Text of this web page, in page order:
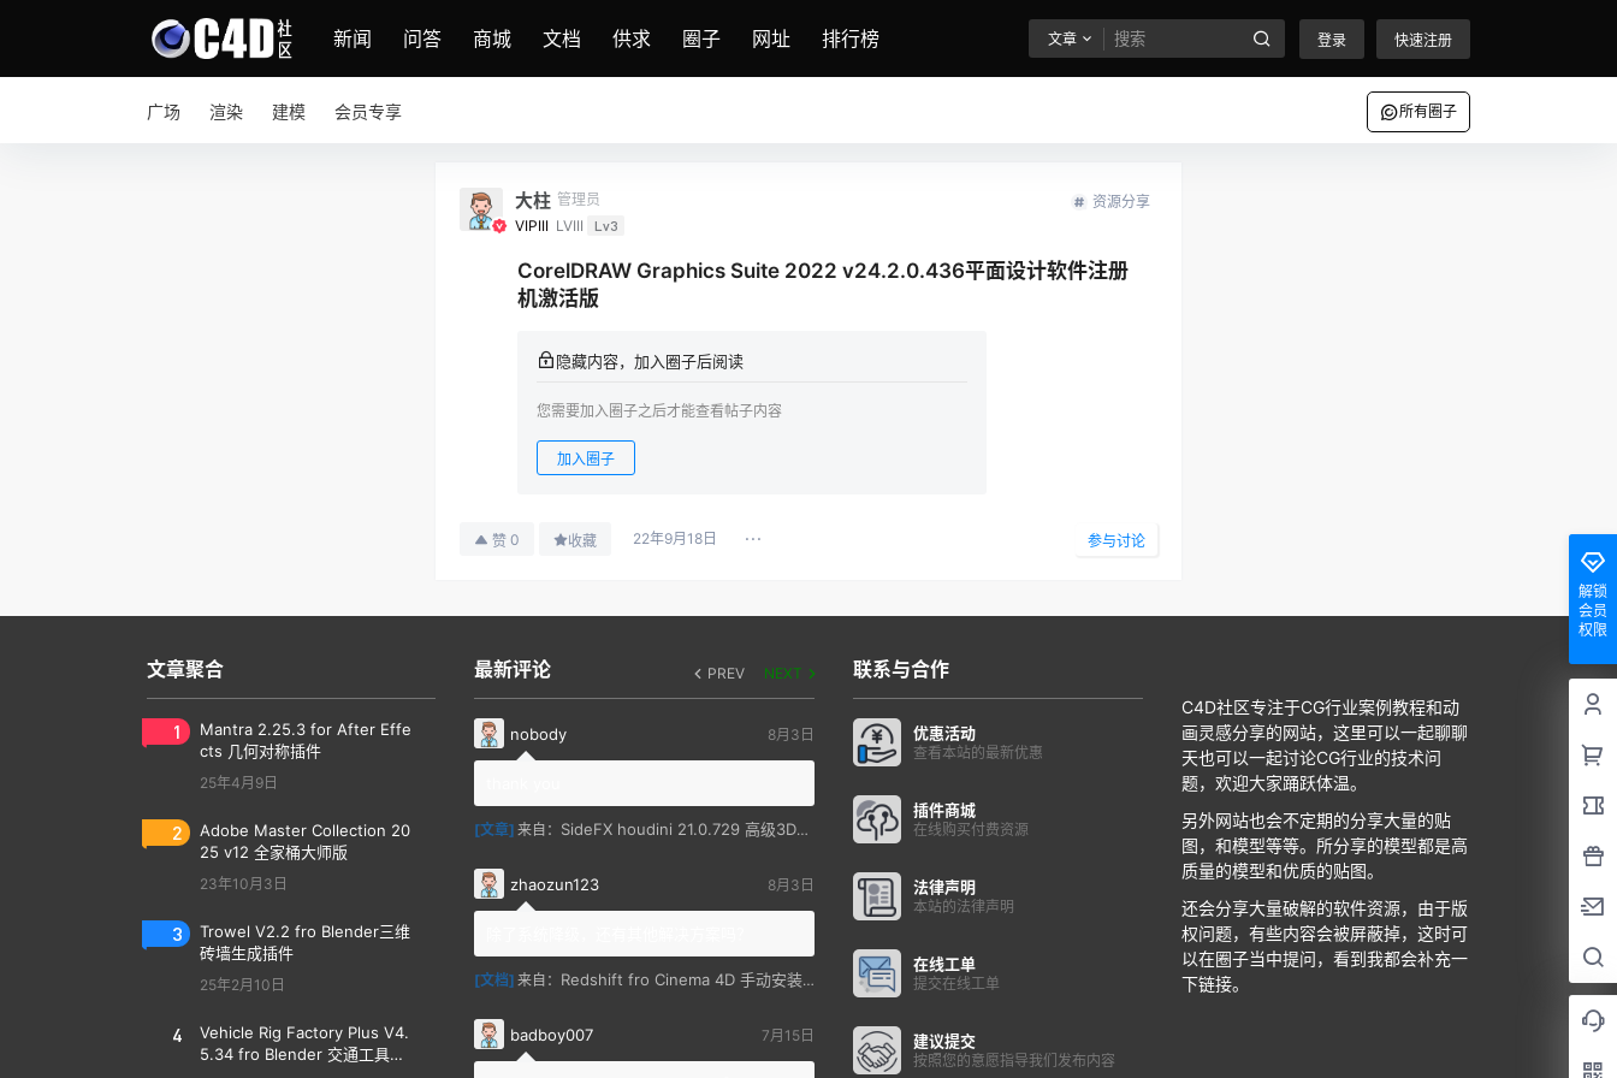
新闻 问答 商城 文档 供求 圈子 网址 排行榜 文章 登录 快速注册
广场 渲染 建模 会员专享 所有圈子
大柱 管理员
VIPIII LVIII Lv3
资源分享
CorelDRAW Graphics Suite 2022 v24.2.0.436平面设计软件注册
机激活版
隐藏内容，加入圈子后阅读
您需要加入圈子之后才能查看帖子内容
加入圈子
赞 0 收藏 22年9月18日 参与讨论
解锁
会员
权限
文章聚合
1
Mantra 2.25.3 for After Effe
cts 几何对称插件
25年4月9日
2
Adobe Master Collection 20
25 v12 全家桶大师版
23年10月3日
3
Trowel V2.2 fro Blender三维
砖墙生成插件
25年2月10日
4
Vehicle Rig Factory Plus V4.
5.34 fro Blender 交通工具汽
最新评论 PREV NEXT
nobody 8月3日
[文章] 来自： SideFX houdini 21.0.729 高级3D特效软件
zhaozun123 8月3日
[文档] 来自： Redshift fro Cinema 4D 手动安装教程
badboy007 7月15日
联系与合作
优惠活动
查看本站的最新优惠
插件商城
在线购买付费资源
法律声明
本站的法律声明
在线工单
提交在线工单
建议提交
按照您的意愿指导我们发布内容
C4D社区专注于CG行业案例教程和动
画灵感分享的网站，这里可以一起聊聊
天也可以一起讨论CG行业的技术问
题，欢迎大家踊跃体温。
另外网站也会不定期的分享大量的贴
图，和模型等等。所分享的模型都是高
质量的模型和优质的贴图。
还会分享大量破解的软件资源，由于版
权问题，有些内容会被屏蔽掉，这时可
以在圈子当中提问，看到我都会补充一
下链接。